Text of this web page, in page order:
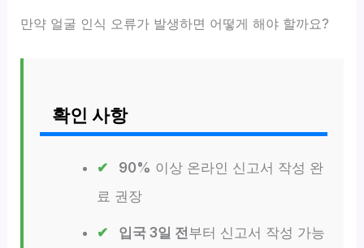
만약 얼굴 인식 오류가 발생하면 어떻게 해야 할까요?
확인 사항
90% 이상 온라인 신고서 작성 완
료 권장
입국 3일 전부터 신고서 작성 가능